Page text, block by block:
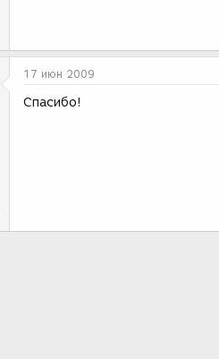
17 июн 2009
Спасибо!